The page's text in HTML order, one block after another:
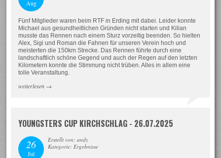
Aug
Fünf Mitglieder waren beim RTF in Erding mit dabei. Leider konnte
Michael aus gesundheitlichen Gründen nicht starten und Kilian
musste das Rennen nach einem Sturz vorzeitig beenden. So hielten
Alex, Sigi und Roman die Fahnen für unseren Verein hoch und
meisterten die 150km Strecke. Das Rennen führte durch eine
landschaftlich schöne Gegend und auch der Regen auf den letzten
Kilometern konnte die Stimmung nicht trüben. Alles in allem eine
tolle Veranstaltung.
weiterlesen →
YOUNGSTERS CUP KIRCHSCHLAG - 26.07.2025
26
Jul
Erstellt von: andy
Kategorie: Ergebnisse